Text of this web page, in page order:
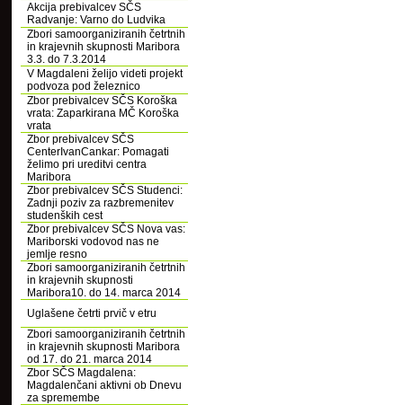
Akcija prebivalcev SČS
Radvanje: Varno do Ludvika
Zbori samoorganiziranih četrtnih
in krajevnih skupnosti Maribora
3.3. do 7.3.2014
V Magdaleni želijo videti projekt
podvoza pod železnico
Zbor prebivalcev SČS Koroška
vrata: Zaparkirana MČ Koroška
vrata
Zbor prebivalcev SČS
CenterIvanCankar: Pomagati
želimo pri ureditvi centra
Maribora
Zbor prebivalcev SČS Studenci:
Zadnji poziv za razbremenitev
studenških cest
Zbor prebivalcev SČS Nova vas:
Mariborski vodovod nas ne
jemlje resno
Zbori samoorganiziranih četrtnih
in krajevnih skupnosti
Maribora10. do 14. marca 2014
Uglašene četrti prvič v etru
Zbori samoorganiziranih četrtnih
in krajevnih skupnosti Maribora
od 17. do 21. marca 2014
Zbor SČS Magdalena:
Magdalenčani aktivni ob Dnevu
za spremembe